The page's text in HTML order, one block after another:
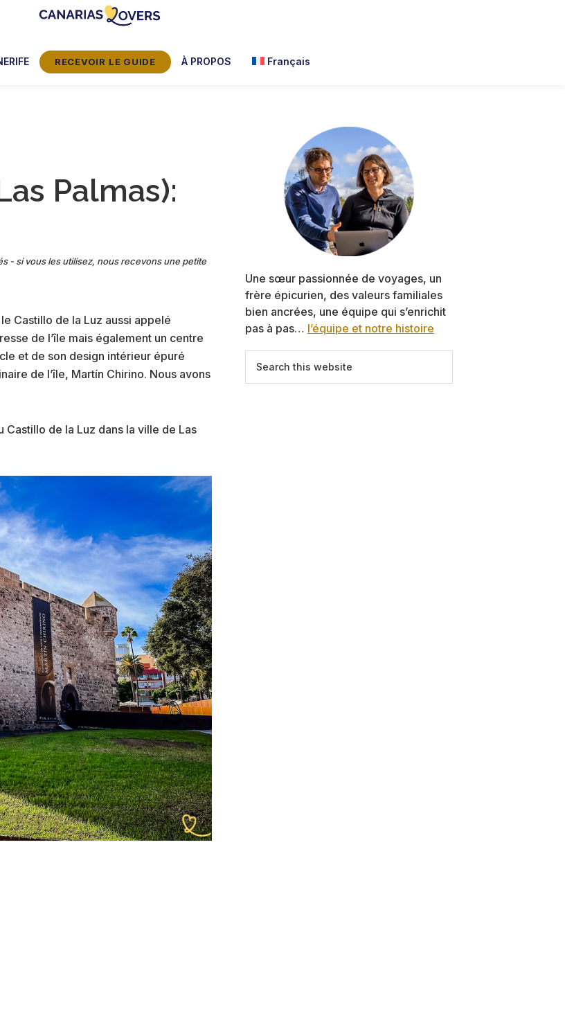
Lovers:
Tenerife
blog
RECEVOIR LE GUIDE À PROPOS Français
Palmas):
- si vous les utilisez, nous recevons une petite
Castillo de la Luz aussi appelé
de l’île mais également un centre
et de son design intérieur épuré
de l’île, Martín Chirino. Nous avons
de la Luz dans la ville de Las
Primary
Sidebar
Une sœur passionnée de voyages, un
frère épicurien, des valeurs familiales
bien ancrées, une équipe qui s’enrichit
pas à pas… l’équipe et notre histoire
this